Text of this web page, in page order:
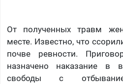
От полученных травм
месте. Известно, что
почве ревности.
назначено наказание в
свободы с